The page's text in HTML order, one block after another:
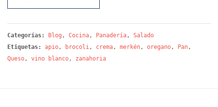
Categorías: Blog , Cocina, Panadería, Salado
Etiquetas:
apio, brocoli, crema, merkén, oregano, Pan,
Queso, vino blanco, zanahoria